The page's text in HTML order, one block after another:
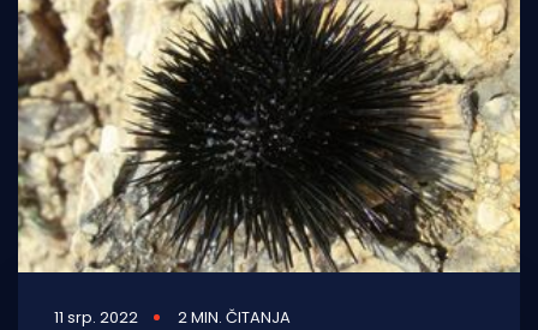
11 srp. 2022 2 MIN. ČITANJA